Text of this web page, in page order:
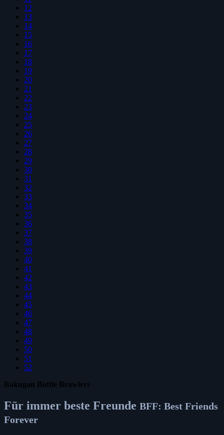
12
13
14
15
16
17
18
19
20
21
22
23
24
25
26
27
28
29
30
31
32
33
34
35
36
37
38
39
40
41
42
43
44
45
46
47
48
49
50
51
52
Bakugan Battle Brawlers
Für immer beste Freunde BFF: Best Friends
Forever